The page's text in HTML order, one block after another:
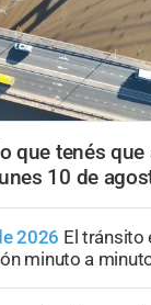
que tenés
10 de
2026 El tránsito
minuto a